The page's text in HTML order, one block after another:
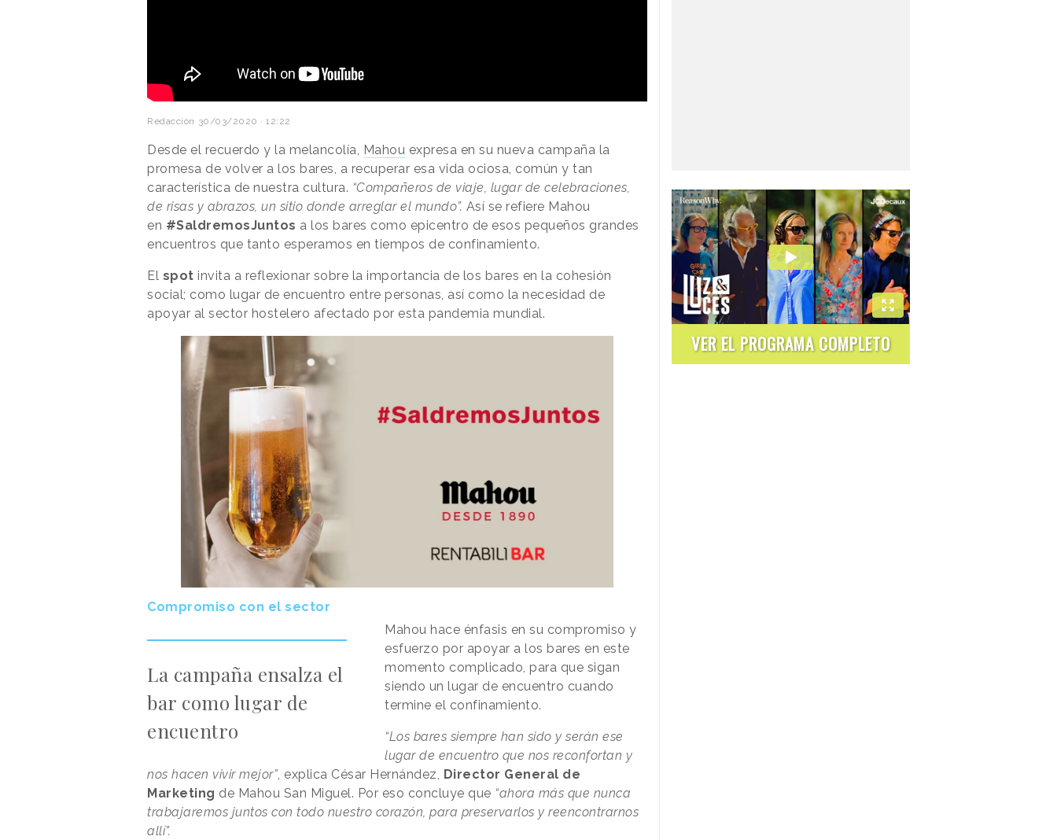
Redacción 30/03/2020 · 12:22
Desde el recuerdo y la melancolía, Mahou expresa en su nueva campaña la
promesa de volver a los bares, a recuperar esa vida ociosa, común y tan
característica de nuestra cultura. “Compañeros de viaje, lugar de celebraciones,
de risas y abrazos, un sitio donde arreglar el mundo”. Así se refiere Mahou
en #SaldremosJuntos a los bares como epicentro de esos pequeños grandes
encuentros que tanto esperamos en tiempos de confinamiento.
El spot invita a reflexionar sobre la importancia de los bares en la cohesión
social; como lugar de encuentro entre personas, así como la necesidad de
apoyar al sector hostelero afectado por esta pandemia mundial.
Compromiso con el sector
La campaña ensalza el
bar como lugar de
encuentro
Mahou hace énfasis en su compromiso y
esfuerzo por apoyar a los bares en este
momento complicado, para que sigan
siendo un lugar de encuentro cuando
termine el confinamiento.
“Los bares siempre han sido y serán ese
lugar de encuentro que nos reconfortan y
nos hacen vivir mejor”, explica César Hernández, Director General de
Marketing de Mahou San Miguel. Por eso concluye que “ahora más que nunca
trabajaremos juntos con todo nuestro corazón, para preservarlos y reencontrarnos
allí”.
VER EL PROGRAMA COMPLETO